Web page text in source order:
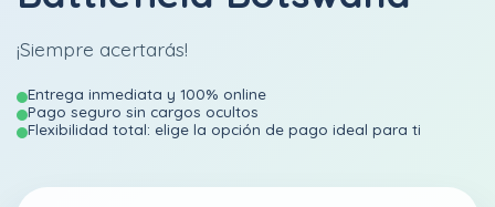
¡Siempre acertarás!
Entrega inmediata y 100% online
Pago seguro sin cargos ocultos
Flexibilidad total: elige la opción de pago ideal para ti